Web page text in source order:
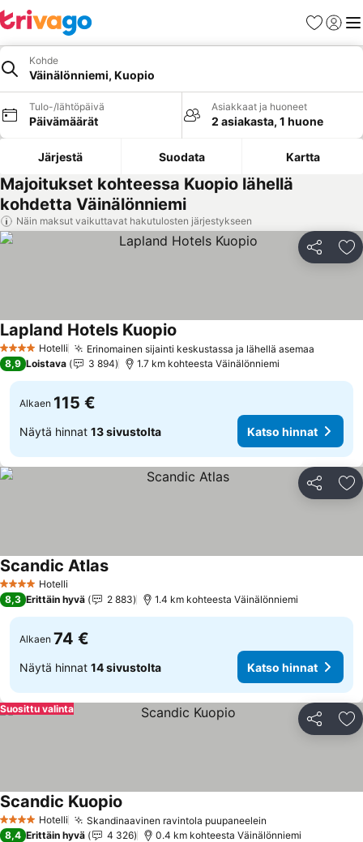
Suosikit
Kohde
Väinälönniemi, Kuopio
Tulo-/lähtöpäivä
Päivämäärät
Asiakkaat ja huoneet
2 asiakasta, 1 huone
Järjestä Suodata Kartta
Majoitukset kohteessa Kuopio lähellä
kohdetta Väinälönniemi
Näin maksut vaikuttavat hakutulosten järjestykseen
Jaa
4 Tähtiluokitus
Hotelli Erinomainen sijainti keskustassa ja lähellä asemaa
Lapland Hotels Kuopio
8,9 Loistava 3 894 1.7 km kohteesta Väinälönniemi
Alkaen 115 €
Näytä hinnat 13 sivustolta Katso hinnat
Jaa
4 Tähtiluokitus
Hotelli
Scandic AtlasKatso hinnat
8,3 Erittäin hyvä 2 883 1.4 km kohteesta Väinälönniemi
Alkaen 74 €
Näytä hinnat 14 sivustolta Katso hinnat
Jaa
Suosittu valinta
4 Tähtiluokitus
Hotelli Skandinaavinen ravintola puupaneelein
Scandic Kuopio
8,4 Erittäin hyvä 4 326 0.4 km kohteesta Väinälönniemi